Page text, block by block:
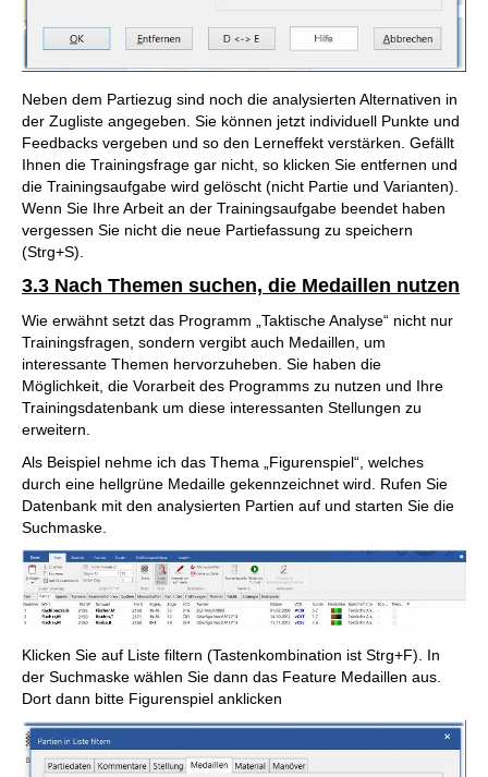
Neben dem Partiezug sind noch die analysierten Alternativen in
der Zugliste angegeben. Sie können jetzt individuell Punkte und
Feedbacks vergeben und so den Lerneffekt verstärken. Gefällt
Ihnen die Trainingsfrage gar nicht, so klicken Sie entfernen und
die Trainingsaufgabe wird gelöscht (nicht Partie und Varianten).
Wenn Sie Ihre Arbeit an der Trainingsaufgabe beendet haben
vergessen Sie nicht die neue Partiefassung zu speichern
(Strg+S).
3.3 Nach Themen suchen, die Medaillen nutzen
Wie erwähnt setzt das Programm „Taktische Analyse“ nicht nur
Trainingsfragen, sondern vergibt auch Medaillen, um
interessante Themen hervorzuheben. Sie haben die
Möglichkeit, die Vorarbeit des Programms zu nutzen und Ihre
Trainingsdatenbank um diese interessanten Stellungen zu
erweitern.
Als Beispiel nehme ich das Thema „Figurenspiel“, welches
durch eine hellgrüne Medaille gekennzeichnet wird. Rufen Sie
Datenbank mit den analysierten Partien auf und starten Sie die
Suchmaske.
Klicken Sie auf Liste filtern (Tastenkombination ist Strg+F). In
der Suchmaske wählen Sie dann das Feature Medaillen aus.
Dort dann bitte Figurenspiel anklicken